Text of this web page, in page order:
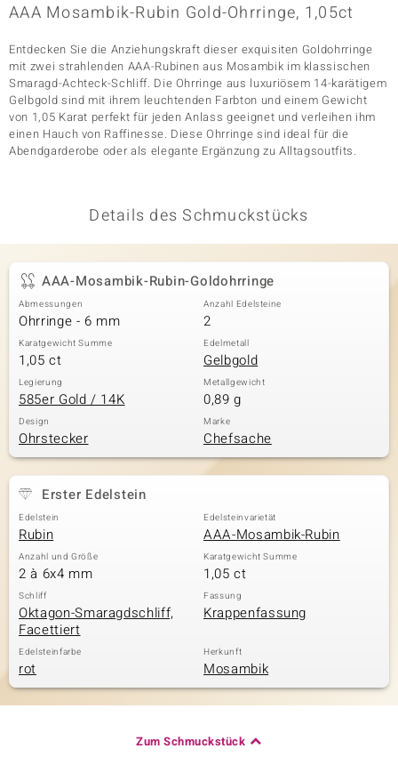
AAA Mosambik-Rubin Gold-Ohrringe, 1,05ct
Entdecken Sie die Anziehungskraft dieser exquisiten Goldohrringe
mit zwei strahlenden AAA-Rubinen aus Mosambik im klassischen
Smaragd-Achteck-Schliff. Die Ohrringe aus luxuriösem 14-karätigem
Gelbgold sind mit ihrem leuchtenden Farbton und einem Gewicht
von 1,05 Karat perfekt für jeden Anlass geeignet und verleihen ihm
einen Hauch von Raffinesse. Diese Ohrringe sind ideal für die
Abendgarderobe oder als elegante Ergänzung zu Alltagsoutfits.
Details des Schmuckstücks
AAA-Mosambik-Rubin-Goldohrringe
Abmessungen
Ohrringe - 6 mm
Anzahl Edelsteine
2
Karatgewicht Summe
1,05 ct
Edelmetall
Gelbgold
Legierung
585er Gold / 14K
Metallgewicht
0,89 g
Design
Ohrstecker
Marke
Chefsache
Erster Edelstein
Edelstein
Rubin
Edelsteinvarietät
AAA-Mosambik-Rubin
Anzahl und Größe
2 à 6x4 mm
Karatgewicht Summe
1,05 ct
Schliff
Oktagon-Smaragdschliff,
Facettiert
Fassung
Krappenfassung
Edelsteinfarbe
rot
Herkunft
Mosambik
Zum Schmuckstück